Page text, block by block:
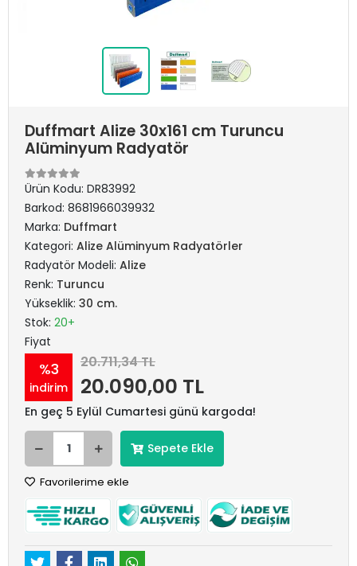
Duffmart Alize 30x161 cm Turuncu
Alüminyum Radyatör
Ürün Kodu: DR83992
Barkod: 8681966039932
Marka: Duffmart
Kategori: Alize Alüminyum Radyatörler
Radyatör Modeli: Alize
Renk: Turuncu
Yükseklik: 30 cm.
Stok: 20+
Fiyat
%3
indirim
20.711,34 TL
20.090,00 TL
En geç 5 Eylül Cumartesi günü kargoda!
Sepete Ekle
Favorilerime ekle